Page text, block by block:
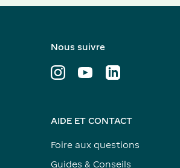
Nous suivre
AIDE ET CONTACT
Foire aux questions
Guides & Conseils